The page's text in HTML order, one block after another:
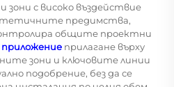
с високо въздействие
предимства,
общите проектни
приложение прилагане върху
зони и ключовите линии
подобрение, без да се